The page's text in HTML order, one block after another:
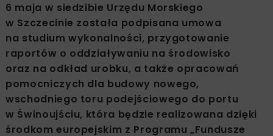
6 maja w siedzibie Urzędu Morskiego
w Szczecinie została podpisana umowa
na studium wykonalności, przygotowanie
raportów o oddziaływaniu na środowisko
oraz na odkład urobku, a także opracowań
pomocniczych dla budowy nowego,
wschodniego toru podejściowego do portu
w Świnoujściu, która będzie realizowana dzięki
środkom europejskim z Programu „Fundusze